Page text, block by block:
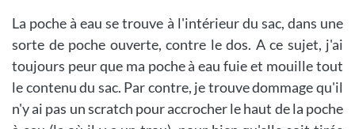
La poche à eau se trouve à l'intérieur du sac, dans une
sorte de poche ouverte, contre le dos. A ce sujet, j'ai
toujours peur que ma poche à eau fuie et mouille tout
le contenu du sac. Par contre, je trouve dommage qu'il
n'y ai pas un scratch pour accrocher le haut de la poche